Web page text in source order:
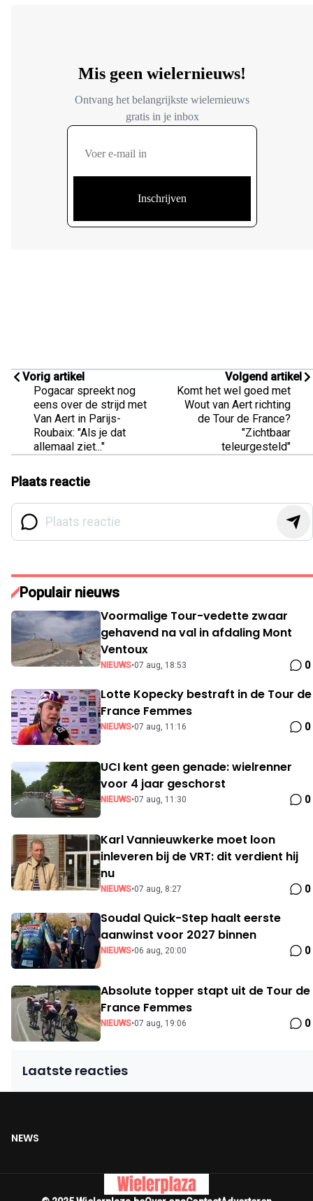
Vorig artikel
Pogacar spreekt nog
eens over de strijd met
Van Aert in Parijs-
Roubaix: "Als je dat
allemaal ziet..."
Volgend artikel
Komt het wel goed met
Wout van Aert richting
de Tour de France?
"Zichtbaar
teleurgesteld"
Plaats reactie
Populair nieuws
Voormalige Tour-vedette zwaar
gehavend na val in afdaling Mont
Ventoux
NIEUWS•07 aug, 18:53 0
Lotte Kopecky bestraft in de Tour de
France Femmes
NIEUWS•07 aug, 11:16 0
UCI kent geen genade: wielrenner
voor 4 jaar geschorst
NIEUWS•07 aug, 11:30 0
Karl Vannieuwkerke moet loon
inleveren bij de VRT: dit verdient hij
nu
NIEUWS•07 aug, 8:27 0
Soudal Quick-Step haalt eerste
aanwinst voor 2027 binnen
NIEUWS•06 aug, 20:00 0
Absolute topper stapt uit de Tour de
France Femmes
NIEUWS•07 aug, 19:06 0
Laatste reacties
NEWS